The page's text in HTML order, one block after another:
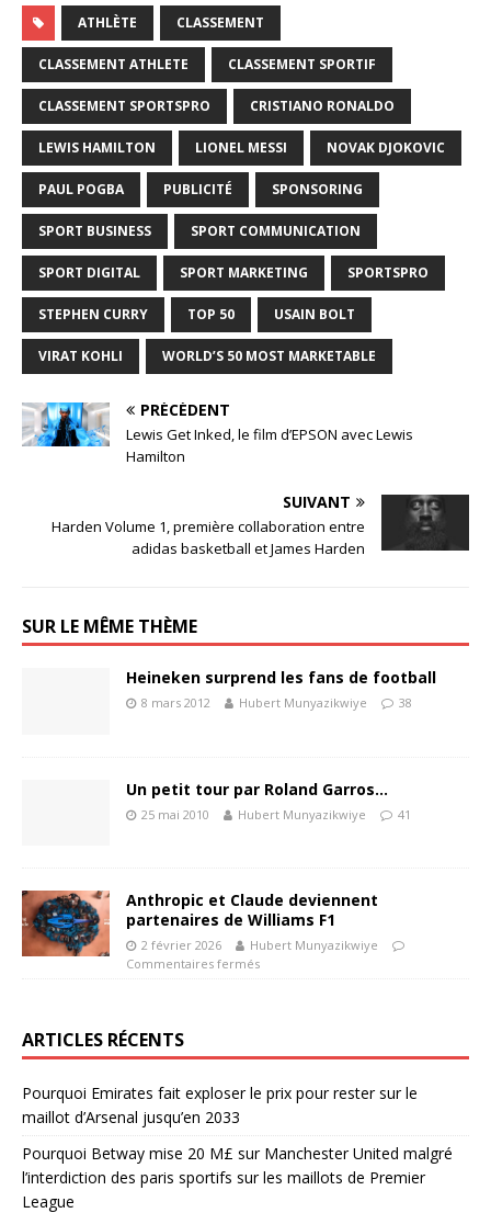
ATHLÈTE CLASSEMENT
CLASSEMENT ATHLETE CLASSEMENT SPORTIF
CLASSEMENT SPORTSPRO CRISTIANO RONALDO
LEWIS HAMILTON LIONEL MESSI NOVAK DJOKOVIC
PAUL POGBA PUBLICITÉ SPONSORING
SPORT BUSINESS SPORT COMMUNICATION
SPORT DIGITAL SPORT MARKETING SPORTSPRO
STEPHEN CURRY TOP 50 USAIN BOLT
VIRAT KOHLI WORLD’S 50 MOST MARKETABLE
PRÉCÉDENT
Lewis Get Inked, le film d’EPSON avec Lewis
Hamilton
SUIVANT
Harden Volume 1, première collaboration entre
adidas basketball et James Harden
SUR LE MÊME THÈME
Heineken surprend les fans de football
8 mars 2012 Hubert Munyazikwiye 38
Un petit tour par Roland Garros…
25 mai 2010 Hubert Munyazikwiye 41
Anthropic et Claude deviennent
partenaires de Williams F1
2 février 2026
Hubert Munyazikwiye
Commentaires fermés
ARTICLES RÉCENTS
Pourquoi Emirates fait exploser le prix pour rester sur le
maillot d’Arsenal jusqu’en 2033
Pourquoi Betway mise 20 M£ sur Manchester United malgré
l’interdiction des paris sportifs sur les maillots de Premier
League